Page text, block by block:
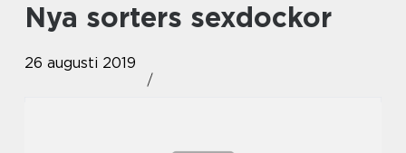
Nya sorters sexdockor
26 augusti 2019